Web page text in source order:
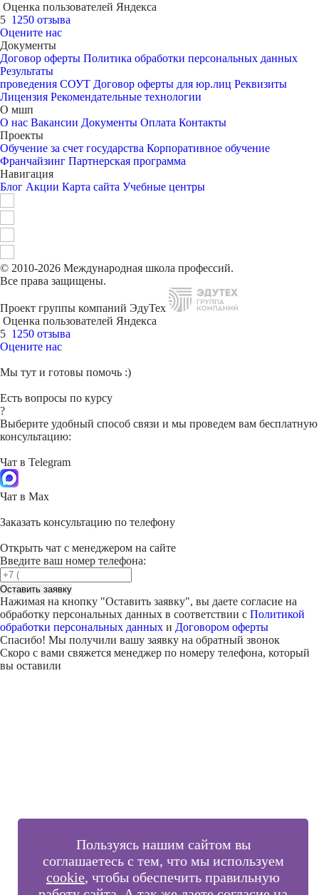
Оценка пользователей Яндекса
5 1250 отзыва
Оцените нас
Документы
Договор оферты Политика обработки персональных данных
Результаты
проведения СОУТ Договор оферты для юр.лиц Реквизиты
Лицензия Рекомендательные технологии
О мшп
О нас Вакансии Документы Оплата Контакты
Проекты
Обучение за счет государства Корпоративное обучение
Франчайзинг Партнерская программа
Навигация
Блог Акции Карта сайта Учебные центры
© 2010-2026 Международная школа профессий.
Все права защищены.
Проект группы компаний ЭдуТех
Оценка пользователей Яндекса
5 1250 отзыва
Оцените нас
Пользуясь нашим сайтом вы
соглашаетесь с тем, что мы используем
cookie, чтобы обеспечить правильную
Мы тут и готовы помочь :)
Есть вопросы по курсу
?
Выберите удобный способ связи и мы проведем вам бесплатную
консультацию:
Чат в Telegram
Чат в Max
Заказать консультацию по телефону
Открыть чат с менеджером на сайте
Введите ваш номер телефона:
Оставить заявку
Нажимая на кнопку "Оставить заявку", вы даете согласие на
обработку персональных данных в соответствии с Политикой
обработки персональных данных и Договором оферты
Спасибо! Мы получили вашу заявку на обратный звонок
Скоро с вами свяжется менеджер по номеру телефона, который
вы оставили
онлайн-обучения